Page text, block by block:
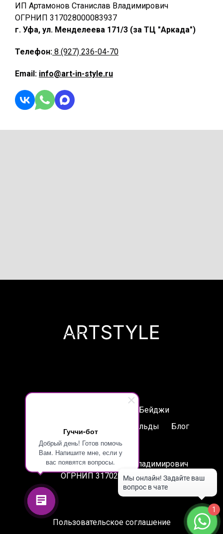
Гуччи-бот
Добрый день! Готов помочь
Вам. Напишите мне, если у
вас появятся вопросы.
ИП Артамонов Станислав Владимирович
ОГРНИП 317028000083937
г. Уфа, ул. Менделеева 171/3 (за ТЦ "Аркада")
Телефон: 8 (927) 236-04-70
Email: info@art-in-style.ru
Бейджи
Шильды
Блог
Контакты
ИП Артамонов Станислав Владимирович
ОГРНИП 317028000083937
Пользовательское соглашение
1